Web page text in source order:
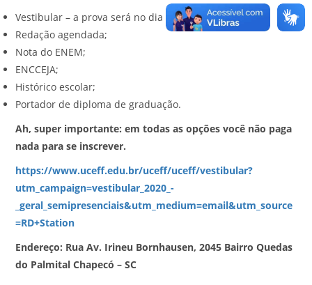
Vestibular – a prova será no dia 23 de novembro;
Redação agendada;
Nota do ENEM;
ENCCEJA;
Histórico escolar;
Portador de diploma de graduação.
Ah, super importante: em todas as opções você não paga
nada para se inscrever.
https://www.uceff.edu.br/uceff/uceff/vestibular?
utm_campaign=vestibular_2020_-
_geral_semipresenciais&utm_medium=email&utm_source
=RD+Station
Endereço: Rua Av. Irineu Bornhausen, 2045 Bairro Quedas
do Palmital Chapecó – SC